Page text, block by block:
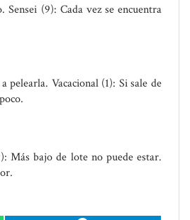
(9): Cada vez se encuentra
pelearla. Vacacional (1): Si sale de
Más bajo de lote no puede estar.